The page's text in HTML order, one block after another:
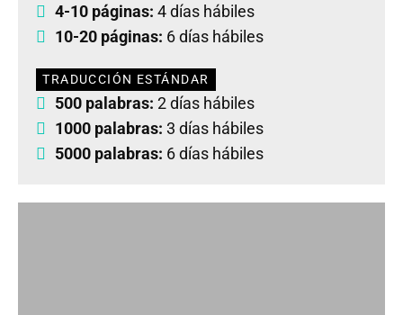
4-10 páginas: 4 días hábiles
10-20 páginas: 6 días hábiles
TRADUCCIÓN ESTÁNDAR
500 palabras: 2 días hábiles
1000 palabras: 3 días hábiles
5000 palabras: 6 días hábiles